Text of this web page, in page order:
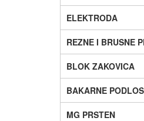
ELEKTRODA
REZNE I BRUSNE
BLOK ZAKOVICA
BAKARNE
MG PRSTEN